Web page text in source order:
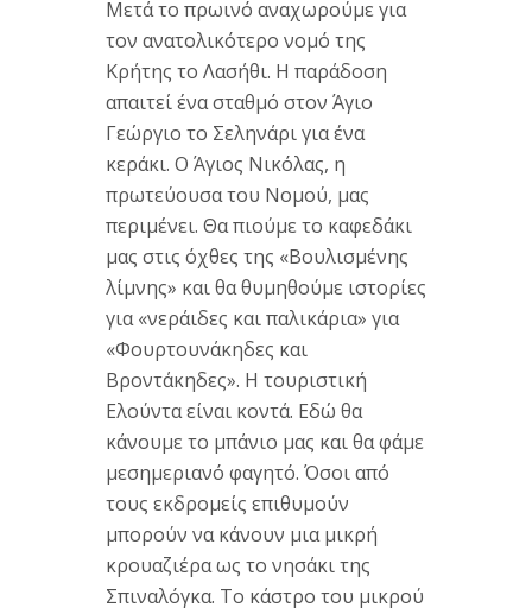
Μετά το πρωινό αναχωρούμε για
τον ανατολικότερο νομό της
Κρήτης το Λασήθι. Η παράδοση
απαιτεί ένα σταθμό στον Άγιο
Γεώργιο το Σεληνάρι για ένα
κεράκι. Ο Άγιος Νικόλας, η
πρωτεύουσα του Νομού, μας
περιμένει. Θα πιούμε το καφεδάκι
μας στις όχθες της «Βουλισμένης
λίμνης» και θα θυμηθούμε ιστορίες
για «νεράιδες και παλικάρια» για
«Φουρτουνάκηδες και
Βροντάκηδες». Η τουριστική
Ελούντα είναι κοντά. Εδώ θα
κάνουμε το μπάνιο μας και θα φάμε
μεσημεριανό φαγητό. Όσοι από
τους εκδρομείς επιθυμούν
μπορούν να κάνουν μια μικρή
κρουαζιέρα ως το νησάκι της
Σπιναλόγκα. Το κάστρο του μικρού